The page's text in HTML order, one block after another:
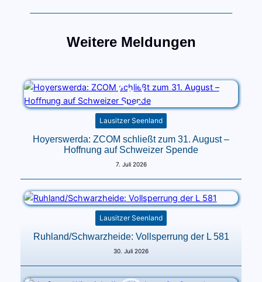
Weitere Meldungen
Lausitzer Seenland
Hoyerswerda: ZCOM schließt zum 31. August –
Hoffnung auf Schweizer Spende
7. Juli 2026
Lausitzer Seenland
Ruhland/Schwarzheide: Vollsperrung der L 581
30. Juli 2026